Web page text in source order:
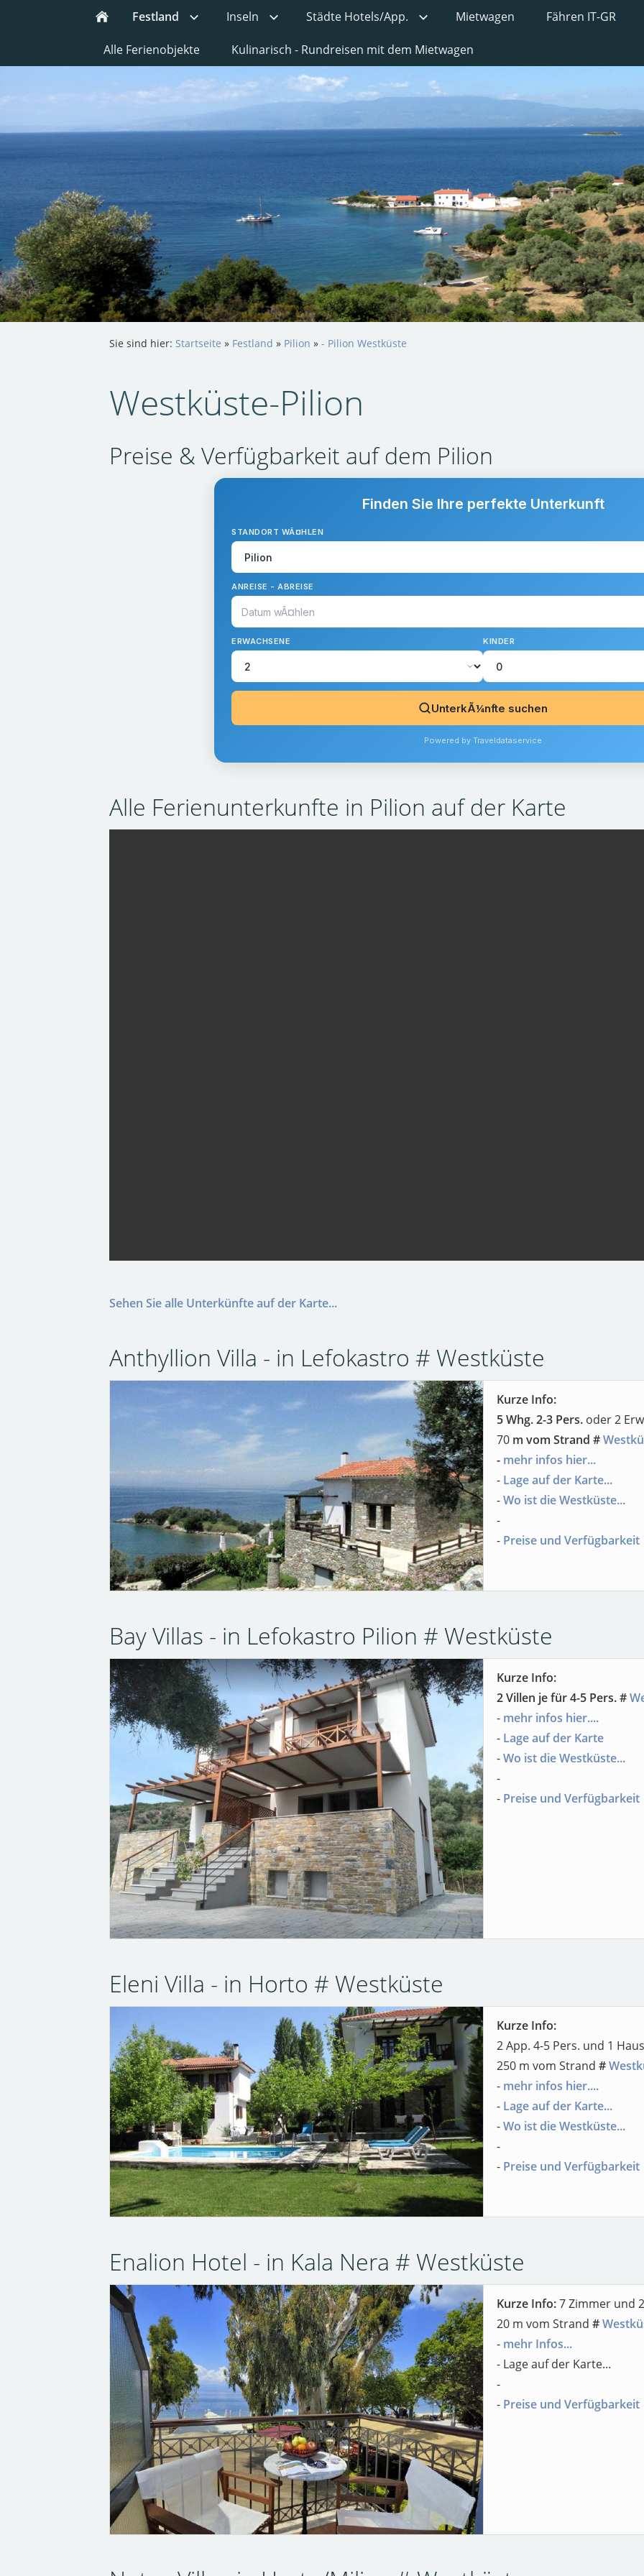
Festland Inseln Städte Hotels/App. Mietwagen Fähren IT-GR
Alle Ferienobjekte Kulinarisch - Rundreisen mit dem Mietwagen
Sie sind hier: Startseite » Festland » Pilion » - Pilion Westküste
Westküste-Pilion
Preise & Verfügbarkeit auf dem Pilion
Finden Sie Ihre perfekte Unterkunft
STANDORT WÃ¤HLEN
ANREISE - ABREISE
ERWACHSENE KINDER
UnterkÃ¼nfte suchen
Powered by Traveldataservice
Alle Ferienunterkunfte in Pilion auf der Karte
Sehen Sie alle Unterkünfte auf der Karte...
Anthyllion Villa - in Lefokastro # Westküste
Kurze Info:
5 Whg. 2-3 Pers. oder 2
70 m vom Strand #
- mehr infos hier...
- Lage auf der Karte...
-Wo ist die Westküste...
-
- Preise und Verfügbarkeit
Bay Villas - in Lefokastro Pilion # Westküste
Kurze Info:
2 Villen je für 4-5 Pers. #
- mehr infos hier....
- Lage auf der Karte
-Wo ist die Westküste...
-
- Preise und Verfügbarkeit
Eleni Villa - in Horto # Westküste
Kurze Info:
2 App. 4-5 Pers. und 1
250 m vom Strand #
- mehr infos hier....
- Lage auf der Karte...
-Wo ist die Westküste...
-
- Preise und Verfügbarkeit
Enalion Hotel - in Kala Nera # Westküste
Kurze Info:7 Zimmer und
20 m vom Strand #
- mehr Infos...
- Lage auf der Karte...
-
- Preise und Verfügbarkeit